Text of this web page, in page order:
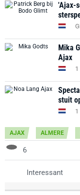
'Ajax-
Mika
Ajax
1
stuit
1
AJAX ALMERE
6
Interessant